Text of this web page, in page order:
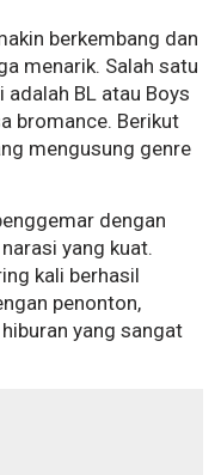
berkembang dan
menarik. Salah satu
BL atau Boys
bromance. Berikut
mengusung genre
dengan
yang kuat.
kali berhasil
penonton,
yang sangat